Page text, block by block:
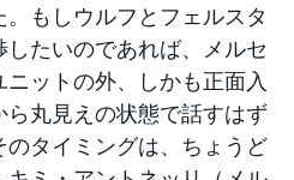
もしウルフとフェルスタ
たいのであれば、メルセ
ットの外、しかも正面入
丸見えの状態で話すはず
タイミングは、ちょうど